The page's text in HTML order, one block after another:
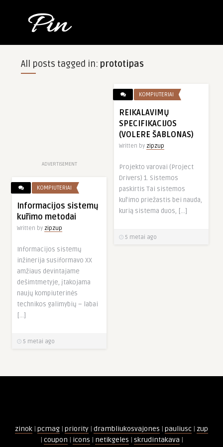
All posts tagged in: prototipas
ADVERTISEMENT
KOMPIUTERIAI
REIKALAVIMŲ
SPECIFIKACIJOS
(VOLERE ŠABLONAS)
Written by zipzup
Projekto varovai (Project
Drivers) 1. Sistemos
paskirtis Tai sistemos
kūrimo priežastis bei nauda,
kurią sistema duos, […]
5 metai ago
KOMPIUTERIAI
Informacijos sistemų
kūrimo metodai
Written by zipzup
Informacijos sistemų
inžinerija susiformavo XX
amžiaus devintajame
dešimtmetyje, įtakojama
naujų kompiuterinės
technikos galimybių – labai
[…]
5 metai ago
zinok | pcmag | priority | drambliukosvajones | pauliusc | zup
| coupon | icons | netikgeles | skrudintakava |